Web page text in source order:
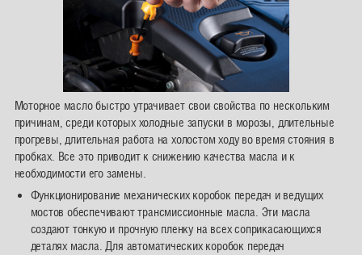
Моторное масло быстро утрачивает свои свойства по нескольким
причинам, среди которых холодные запуски в морозы, длительные
прогревы, длительная работа на холостом ходу во время стояния в
пробках. Все это приводит к снижению качества масла и к
необходимости его замены.
Функционирование механических коробок передач и ведущих
мостов обеспечивают трансмиссионные масла. Эти масла
создают тонкую и прочную пленку на всех соприкасающихся
деталях масла. Для автоматических коробок передач